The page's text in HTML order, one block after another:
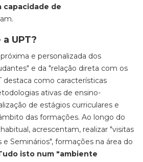
capacidade de
UPT?
e personalizada dos
e da "relação direta com os
destaca como características
ativas de ensino-
de estágios curriculares e
das formações. Ao longo do
acrescentam, realizar "visitas
Seminários", formações na área do
isto num "ambiente